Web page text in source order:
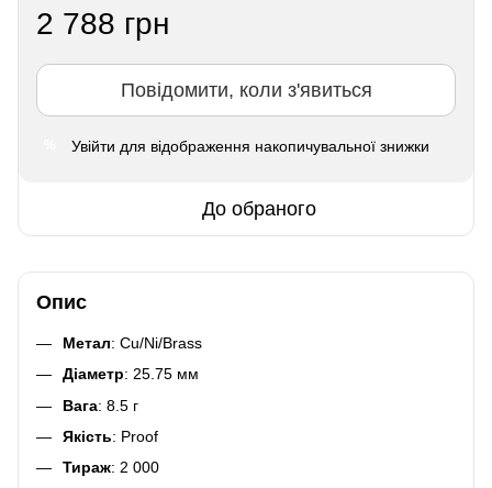
2 788 грн
Повідомити, коли з'явиться
Увійти для відображення накопичувальної знижки
До обраного
Опис
Метал: Cu/Ni/Brass
Діаметр: 25.75 мм
Вага: 8.5 г
Якість: Proof
Тираж: 2 000